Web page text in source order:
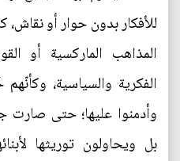
للأفكار بدون حوار أو
المذاهب الماركسية أو
الفكرية والسياسية،
وأدمنوا عليها؛ حتى صارت
بل ويحاولون توريثها